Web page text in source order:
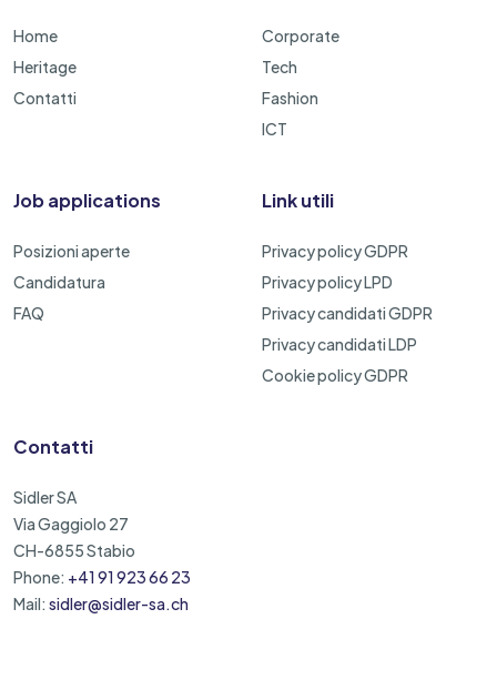
Home
Heritage
Contatti
Corporate
Tech
Fashion
ICT
Job applications
Posizioni aperte
Candidatura
FAQ
Link utili
Privacy policy GDPR
Privacy policy LPD
Privacy candidati GDPR
Privacy candidati LDP
Cookie policy GDPR
Contatti
Sidler SA
Via Gaggiolo 27
CH-6855 Stabio
Phone: +41 91 923 66 23
Mail: sidler@sidler-sa.ch